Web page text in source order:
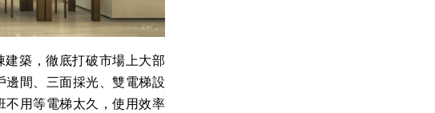
築，徹底打破市場上大部
間、三面採光、雙電梯設
用等電梯太久，使用效率